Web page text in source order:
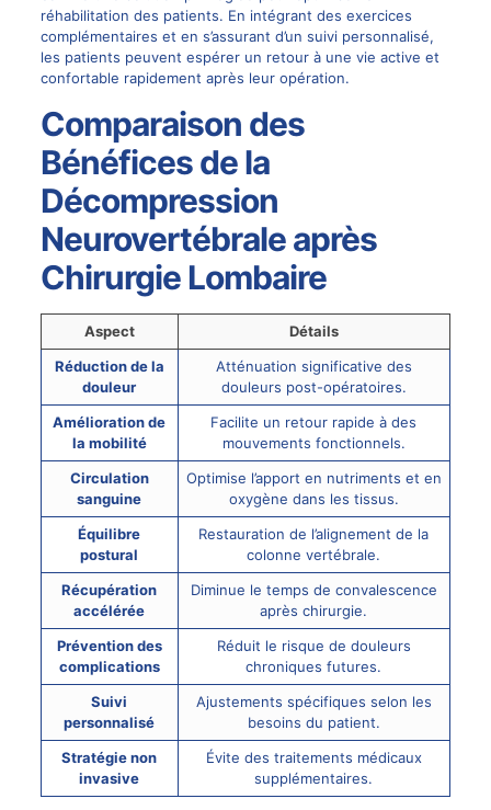
réhabilitation des patients. En intégrant des exercices
complémentaires et en s’assurant d’un suivi personnalisé,
les patients peuvent espérer un retour à une vie active et
confortable rapidement après leur opération.
Comparaison des
Bénéfices de la
Décompression
Neurovertébrale après
Chirurgie Lombaire
Aspect
Détails
Réduction de la
douleur
Atténuation significative des
douleurs post-opératoires.
Amélioration de
la mobilité
Facilite un retour rapide à des
mouvements fonctionnels.
Circulation
sanguine
Optimise l’apport en nutriments et en
oxygène dans les tissus.
Équilibre
postural
Restauration de l’alignement de la
colonne vertébrale.
Récupération
accélérée
Diminue le temps de convalescence
après chirurgie.
Prévention des
complications
Réduit le risque de douleurs
chroniques futures.
Suivi
personnalisé
Ajustements spécifiques selon les
besoins du patient.
Stratégie non
invasive
Évite des traitements médicaux
supplémentaires.